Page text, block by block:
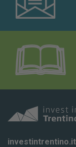
investintrentino.it